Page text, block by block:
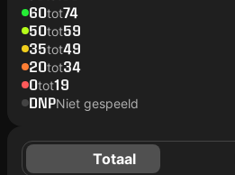
60tot74
50tot59
35tot49
20tot34
0tot19
DNPNiet gespeeld
Totaal